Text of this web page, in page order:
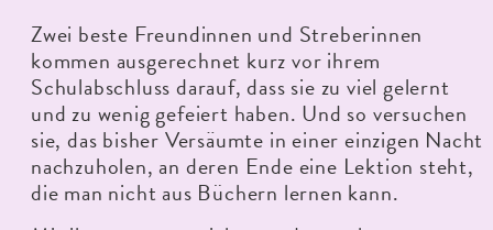
Zwei beste Freundinnen und Streberinnen
kommen ausgerechnet kurz vor ihrem
Schulabschluss darauf, dass sie zu viel gelernt
und zu wenig gefeiert haben. Und so versuchen
sie, das bisher Versäumte in einer einzigen Nacht
nachzuholen, an deren Ende eine Lektion steht,
die man nicht aus Büchern lernen kann.